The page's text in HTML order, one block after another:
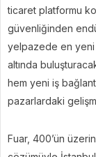
ticaret platformu
güvenliğinden
yelpazede en yeni
altında
hem yeni iş
pazarlardaki
Fuar, 400’ün